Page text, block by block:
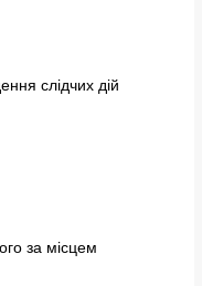
слідчих дій
за місцем